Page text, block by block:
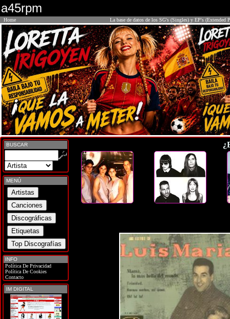
a45rpm
Home La base de datos de los SG's (Singles) y EP's (Extended
BUSCAR
MENÚ
INFO
Política De Privacidad
Política De Cookies
Contacto
IM DIGITAL